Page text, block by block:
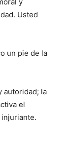
Usted
un pie de la
autoridad; la
el